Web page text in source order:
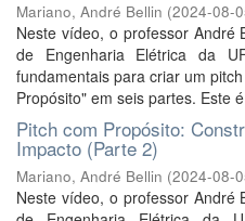
Mariano, André Bellin (2024-08-
Neste vídeo, o professor André
de Engenharia Elétrica da
fundamentais para criar um
Propósito" em seis partes. Este
Pitch com Propósito:
Impacto (Parte 2)
Mariano, André Bellin (2024-08-
Neste vídeo, o professor André